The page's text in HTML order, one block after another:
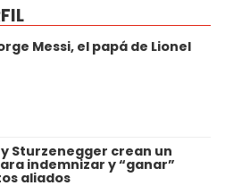
Messi, el papá de Lionel
Sturzenegger crean un
indemnizar y “ganar”
aliados